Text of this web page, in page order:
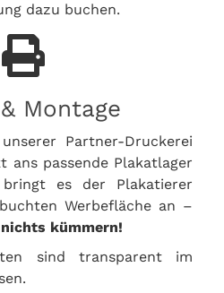
dazu buchen.
Montage
Partner-Druckerei
passende Plakatlager
es der Plakatierer
Werbefläche an –
kümmern!
sind transparent im